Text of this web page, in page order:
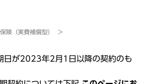
険（実費補償型）
日が2023年2月1日以降の契約のも